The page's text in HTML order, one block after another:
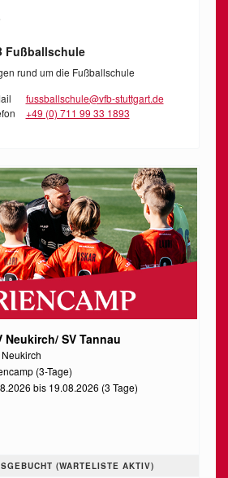
Fußballschule
rund um die Fußballschule
fussballschule@vfb-stuttgart.de
+49 (0) 711 99 33 1893
Neukirch/ SV Tannau
(3-Tage)
bis 19.08.2026 (3 Tage)
(WARTELISTE AKTIV)